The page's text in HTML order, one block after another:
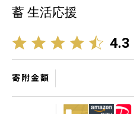
蓄 生活応援
4.3
寄附金額